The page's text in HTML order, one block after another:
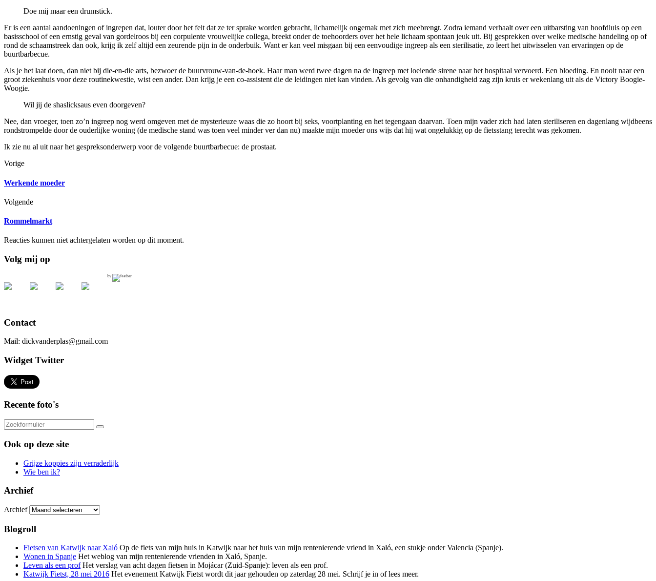
Doe mij maar een drumstick.
Er is een aantal aandoeningen of ingrepen dat, louter door het feit dat ze ter sprake worden gebracht, lichamelijk ongemak met zich meebrengt. Zodra iemand verhaalt over een uitbarsting van hoofdluis op een
basisschool of een ernstig geval van gordelroos bij een corpulente vrouwelijke collega, breekt onder de toehoorders over het hele lichaam spontaan jeuk uit. Bij gesprekken over welke medische handeling op of
rond de schaamstreek dan ook, krijg ik zelf altijd een zeurende pijn in de onderbuik. Want er kan veel misgaan bij een eenvoudige ingreep als een sterilisatie, zo leert het uitwisselen van ervaringen op de
buurtbarbecue.
Als je het laat doen, dan niet bij die-en-die arts, bezwoer de buurvrouw-van-de-hoek. Haar man werd twee dagen na de ingreep met loeiende sirene naar het hospitaal vervoerd. Een bloeding. En nooit naar een
groot ziekenhuis voor deze routinekwestie, wist een ander. Dan krijg je een co-assistent die de leidingen niet kan vinden. Als gevolg van die onhandigheid zag zijn kruis er wekenlang uit als de Victory Boogie-
Woogie.
Wil jij de shaslicksaus even doorgeven?
Nee, dan vroeger, toen zo’n ingreep nog werd omgeven met de mysterieuze waas die zo hoort bij seks, voortplanting en het tegengaan daarvan. Toen mijn vader zich had laten steriliseren en dagenlang wijdbeens
rondstrompelde door de ouderlijke woning (de medische stand was toen veel minder ver dan nu) maakte mijn moeder ons wijs dat hij wat ongelukkig op de fietsstang terecht was gekomen.
Ik zie nu al uit naar het gespreksonderwerp voor de volgende buurtbarbecue: de prostaat.
Vorige
Werkende moeder
Volgende
Rommelmarkt
Reacties kunnen niet achtergelaten worden op dit moment.
Volg mij op
by
Contact
Mail: dickvanderplas@gmail.com
Widget Twitter
Recente foto's
Ook op deze site
Grijze koppies zijn verraderlijk
Wie ben ik?
Archief
Archief
Blogroll
Fietsen van Katwijk naar Xaló Op de fiets van mijn huis in Katwijk naar het huis van mijn rentenierende vriend in Xaló, een stukje onder Valencia (Spanje).
Wonen in Spanje Het weblog van mijn rentenierende vrienden in Xaló, Spanje.
Leven als een profHet verslag van acht dagen fietsen in Mojácar (Zuid-Spanje): leven als een prof.
Katwijk Fietst, 28 mei 2016 Het evenement Katwijk Fietst wordt dit jaar gehouden op zaterdag 28 mei. Schrijf je in of lees meer.